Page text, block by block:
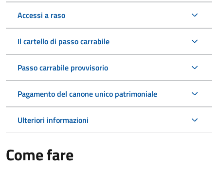
Accessi a raso
Il cartello di passo carrabile
Passo carrabile provvisorio
Pagamento del canone unico patrimoniale
Ulteriori informazioni
Come fare